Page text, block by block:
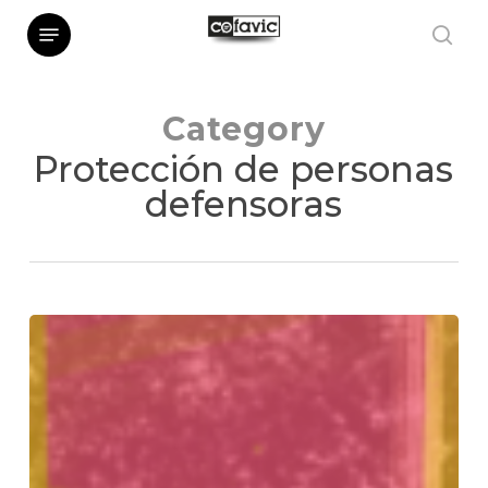
SkipMenu
Category
Protección de personas
defensoras
La
observación
electoral